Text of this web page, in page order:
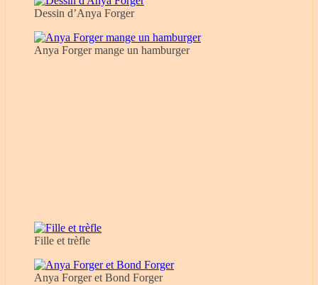
Dessin d’Anya Forger
Anya Forger mange un hamburger
Fille et trèfle
Anya Forger et Bond Forger